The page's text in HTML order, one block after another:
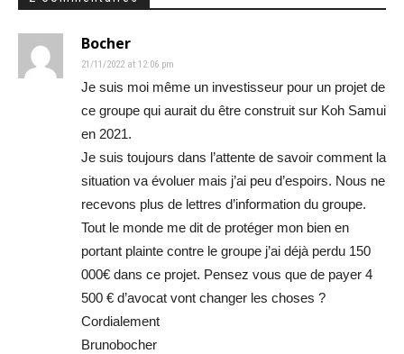
Bocher
21/11/2022 at 12:06 pm
Je suis moi même un investisseur pour un projet de
ce groupe qui aurait du être construit sur Koh Samui
en 2021.
Je suis toujours dans l’attente de savoir comment la
situation va évoluer mais j’ai peu d’espoirs. Nous ne
recevons plus de lettres d’information du groupe.
Tout le monde me dit de protéger mon bien en
portant plainte contre le groupe j’ai déjà perdu 150
000€ dans ce projet. Pensez vous que de payer 4
500 € d’avocat vont changer les choses ?
Cordialement
Brunobocher